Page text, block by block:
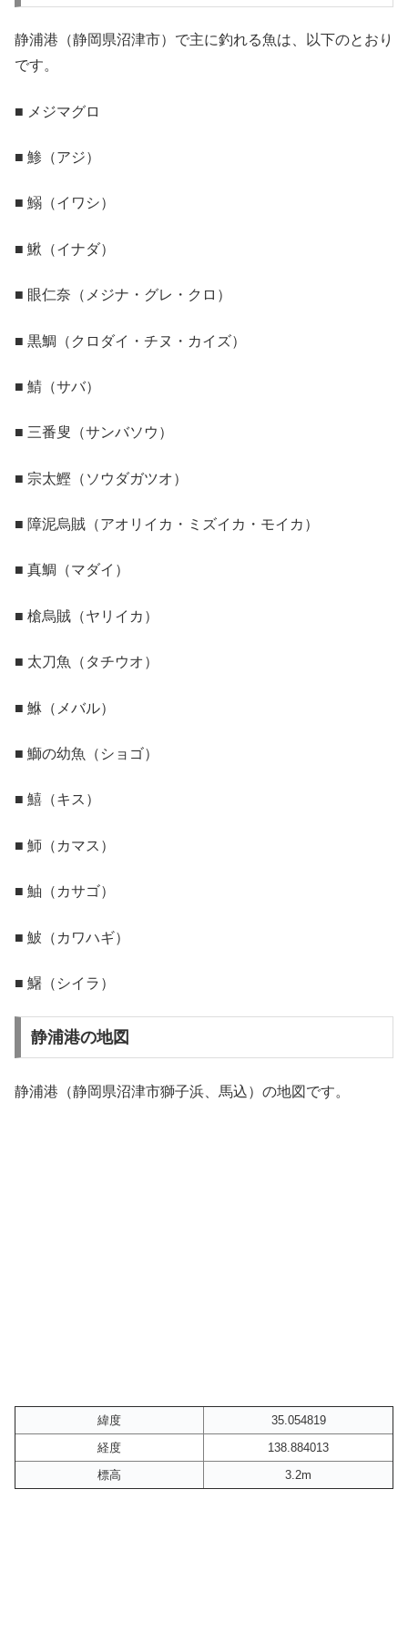
静浦港（静岡県沼津市）で主に釣れる魚は、以下のとおり
です。
■ メジマグロ
■ 鯵（アジ）
■ 鰯（イワシ）
■ 鰍（イナダ）
■ 眼仁奈（メジナ・グレ・クロ）
■ 黒鯛（クロダイ・チヌ・カイズ）
■ 鯖（サバ）
■ 三番叟（サンバソウ）
■ 宗太鰹（ソウダガツオ）
■ 障泥烏賊（アオリイカ・ミズイカ・モイカ）
■ 真鯛（マダイ）
■ 槍烏賊（ヤリイカ）
■ 太刀魚（タチウオ）
■ 鮴（メバル）
■ 鰤の幼魚（ショゴ）
■ 鱚（キス）
■ 魳（カマス）
■ 鮋（カサゴ）
■ 鮍（カワハギ）
■ 鱪（シイラ）
静浦港の地図
静浦港（静岡県沼津市獅子浜、馬込）の地図です。
緯度
35.054819
経度
138.884013
標高
3.2m